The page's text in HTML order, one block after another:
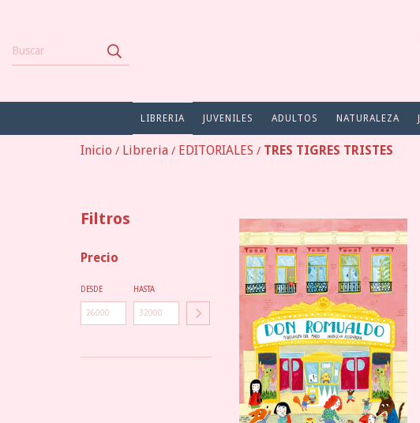
LIBRERIA JUVENILES ADULTOS NATURALEZA
Inicio / Libreria / EDITORIALES / TRES TIGRES TRISTES
Filtros
Precio
DESDE HASTA